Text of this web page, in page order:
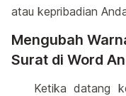
atau kepribadian
Mengubah
Surat di Word
Ketika datang